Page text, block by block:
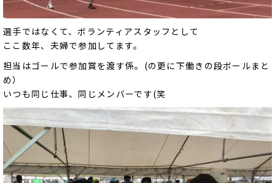
選手ではなくて、ボランティアスタッフとして
ここ数年、夫婦で参加してます。
担当はゴールで参加賞を渡す係。(の更に下働きの段ボールまと
め）
いつも同じ仕事、同じメンバーです(笑